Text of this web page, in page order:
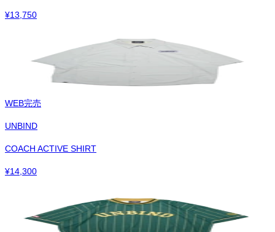
¥13,750
WEB完売
UNBIND
COACH ACTIVE SHIRT
¥14,300